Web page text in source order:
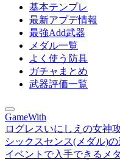
基本テンプレ
最新アプデ情報
最強Add武器
メダル一覧
よく使う防具
ガチャまとめ
武器評価一覧
GameWith
ログレスいにしえの女神
シックスセンス(メダル)
イベントで入手できるメ